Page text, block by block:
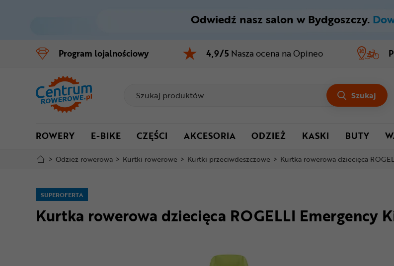
Menu główne
Informacje o produkcie
Do koszyka
Szczegółowe informacje
Mapa strony
Odwiedź nasz salon w Bydgoszczy.
Program lojalnościowy 4,9/5 Nasza ocena na Opineo
Szukaj
ROWERY E-BIKE CZĘŚCI AKCESORIA ODZIEŻ KASKI BUTY
> Odzież rowerowa > Kurtki rowerowe > Kurtki przeciwdeszczowe > Kurtka rowerowa dziecięca
SUPEROFERTA
Kurtka rowerowa dziecięca ROGELLI Emergency